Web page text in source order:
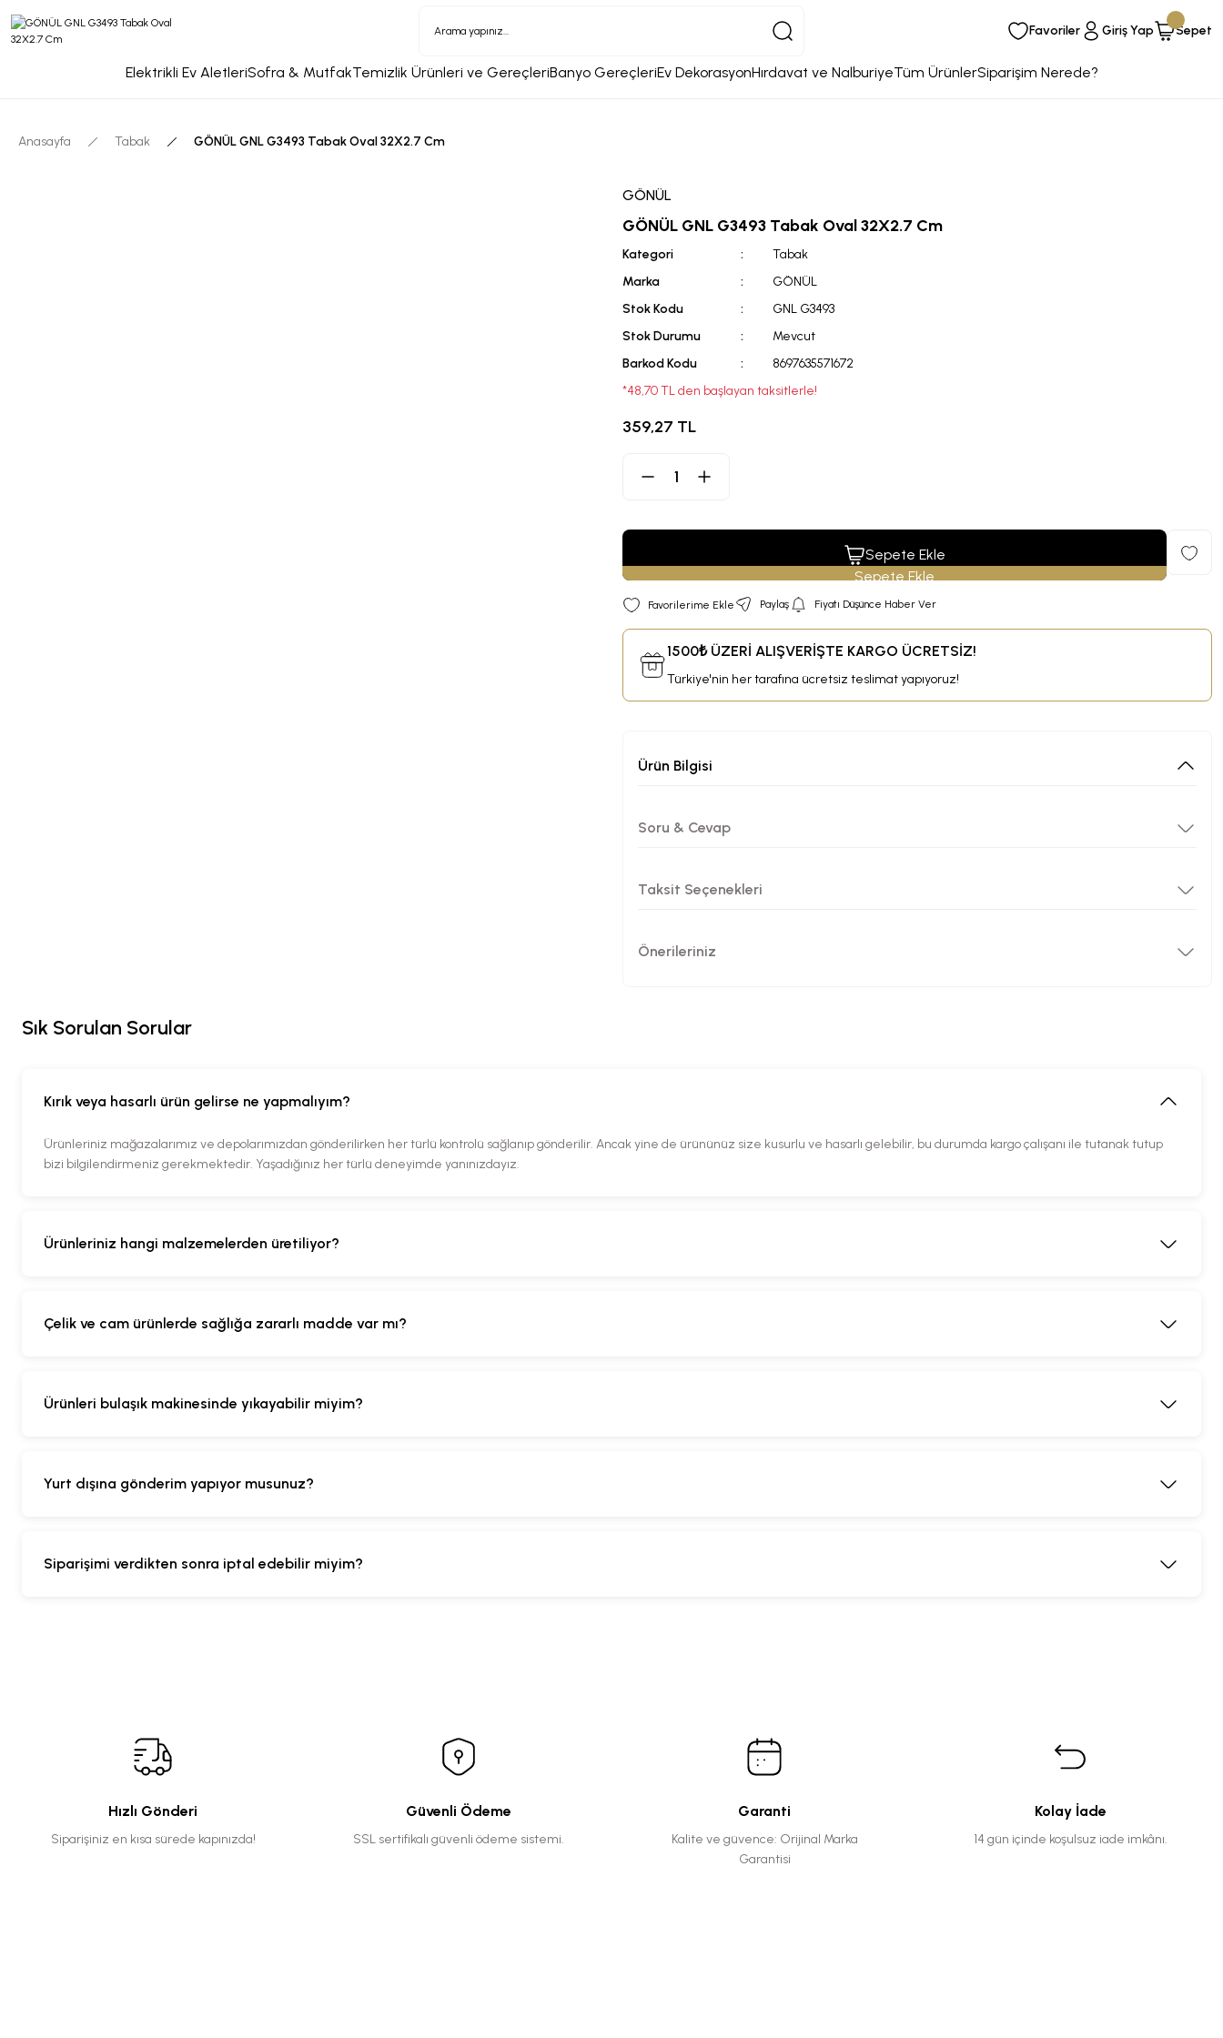
Favoriler Giriş Yap Sepet
Elektrikli Ev AletleriSofra & MutfakTemizlik Ürünleri ve GereçleriBanyo GereçleriEv DekorasyonHırdavat ve NalburiyeTüm ÜrünlerSiparişim Nerede?
Anasayfa Tabak GÖNÜL GNL G3493 Tabak Oval 32X2.7 Cm
GÖNÜL
GÖNÜL GNL G3493 Tabak Oval 32X2.7 Cm
Kategori
Tabak
Marka
GÖNÜL
Stok Kodu
GNL G3493
Stok Durumu
Mevcut
Barkod Kodu
8697635571672
*48,70 TL den başlayan taksitlerle!
359,27 TL
Sepete Ekle
Paylaş Fiyatı Düşünce Haber Ver
1500₺ ÜZERİ ALIŞVERİŞTE KARGO ÜCRETSİZ!
Türkiye'nin her tarafına ücretsiz teslimat yapıyoruz!
Ürün Bilgisi
Soru & Cevap
Taksit Seçenekleri
Önerileriniz
Sık Sorulan Sorular
Kırık veya hasarlı ürün gelirse ne yapmalıyım?
Ürünleriniz mağazalarımız ve depolarımızdan gönderilirken her türlü kontrolü sağlanıp gönderilir. Ancak yine de ürününüz size kusurlu ve hasarlı gelebilir, bu durumda kargo çalışanı ile tutanak tutup
bizi bilgilendirmeniz gerekmektedir. Yaşadığınız her türlü deneyimde yanınızdayız.
Ürünleriniz hangi malzemelerden üretiliyor?
Çelik ve cam ürünlerde sağlığa zararlı madde var mı?
Ürünleri bulaşık makinesinde yıkayabilir miyim?
Yurt dışına gönderim yapıyor musunuz?
Siparişimi verdikten sonra iptal edebilir miyim?
Hızlı Gönderi
Siparişiniz en kısa sürede kapınızda!
Güvenli Ödeme
SSL sertifikalı güvenli ödeme sistemi.
Garanti
Kalite ve güvence: Orijinal Marka
Garantisi
Kolay İade
14 gün içinde koşulsuz iade imkânı.